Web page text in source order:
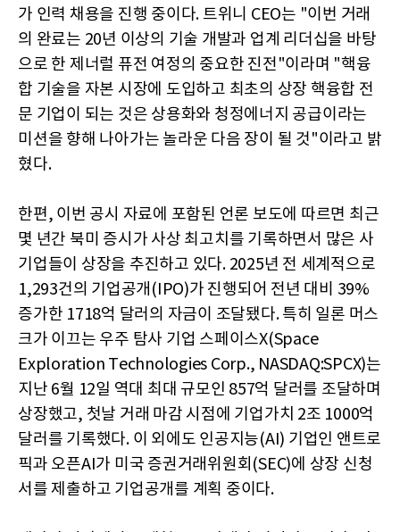
가 인력 채용을 진행 중이다. 트위니 CEO는 "이번 거래
의 완료는 20년 이상의 기술 개발과 업계 리더십을 바탕
으로 한 제너럴 퓨전 여정의 중요한 진전"이라며 "핵융
합 기술을 자본 시장에 도입하고 최초의 상장 핵융합 전
문 기업이 되는 것은 상용화와 청정에너지 공급이라는
미션을 향해 나아가는 놀라운 다음 장이 될 것"이라고 밝
혔다.
한편, 이번 공시 자료에 포함된 언론 보도에 따르면 최근
몇 년간 북미 증시가 사상 최고치를 기록하면서 많은 사
기업들이 상장을 추진하고 있다. 2025년 전 세계적으로
1,293건의 기업공개(IPO)가 진행되어 전년 대비 39%
증가한 1718억 달러의 자금이 조달됐다. 특히 일론 머스
크가 이끄는 우주 탐사 기업 스페이스X(Space
Exploration Technologies Corp., NASDAQ:SPCX)는
지난 6월 12일 역대 최대 규모인 857억 달러를 조달하며
상장했고, 첫날 거래 마감 시점에 기업가치 2조 1000억
달러를 기록했다. 이 외에도 인공지능(AI) 기업인 앤트로
픽과 오픈AI가 미국 증권거래위원회(SEC)에 상장 신청
서를 제출하고 기업공개를 계획 중이다.